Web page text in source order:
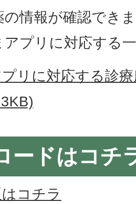
情報が確認でき
プリに対応する
リに対応する診
ードはコチ
コチラ